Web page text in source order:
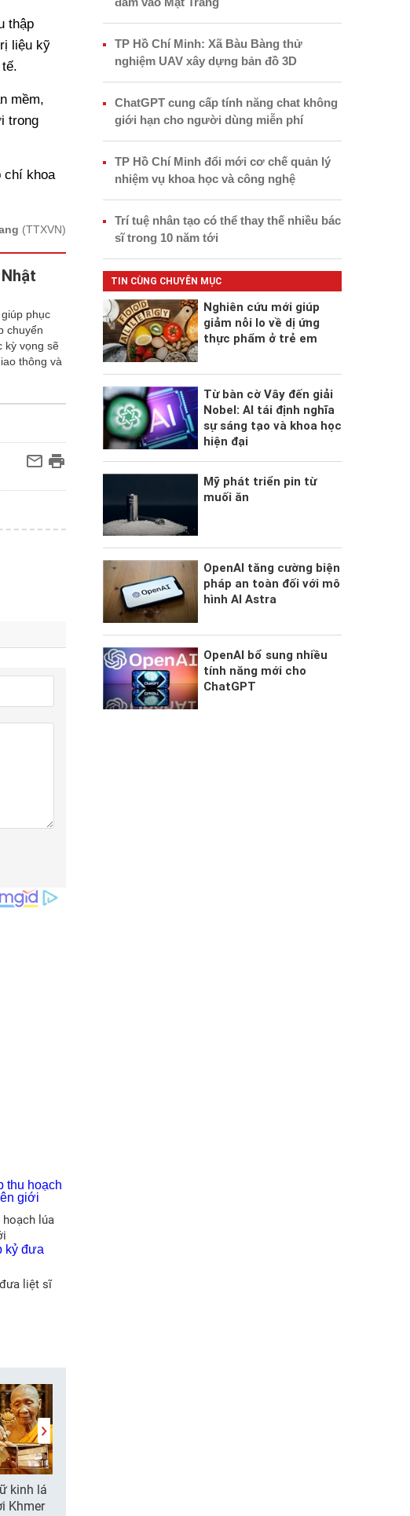
thập
liệu kỹ
mềm,
trong
chí khoa
(TTXVN)
phục
chuyển
kỳ vọng sẽ
thông và
lúa
liệt sĩ
kinh lá
Khmer
TP Hồ Chí Minh: Xã Bàu Bàng thử
nghiệm UAV xây dựng bản đồ 3D
ChatGPT cung cấp tính năng chat không
giới hạn cho người dùng miễn phí
TP Hồ Chí Minh đổi mới cơ chế quản lý
nhiệm vụ khoa học và công nghệ
Trí tuệ nhân tạo có thể thay thế nhiều bác
sĩ trong 10 năm tới
TIN CÙNG CHUYÊN MỤC
Nghiên cứu mới giúp
giảm nỗi lo về dị ứng
thực phẩm ở trẻ em
Từ bàn cờ Vây đến giải
Nobel: AI tái định nghĩa
sự sáng tạo và khoa học
hiện đại
Mỹ phát triển pin từ
muối ăn
OpenAI tăng cường biện
pháp an toàn đối với mô
hình AI Astra
OpenAI bổ sung nhiều
tính năng mới cho
ChatGPT